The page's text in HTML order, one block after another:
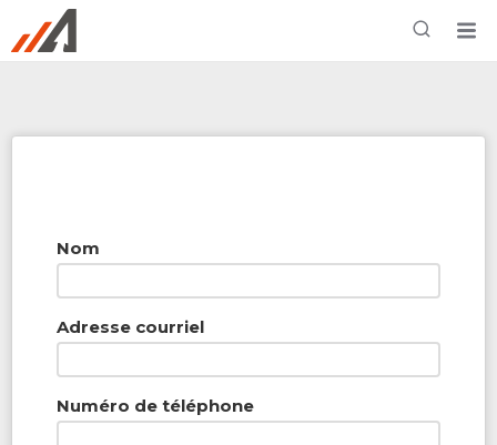
Rechercher à proximité - Entreprise / Rabais /
Services
Nom
Adresse courriel
Numéro de téléphone